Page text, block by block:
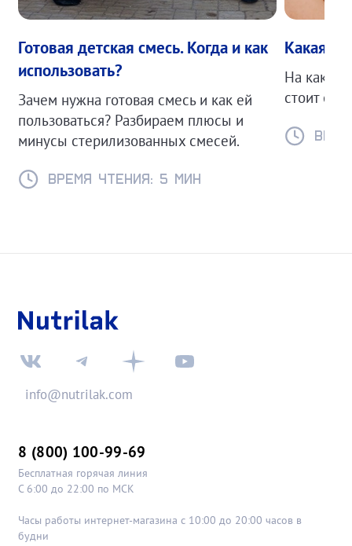
Готовая детская смесь. Когда и как
использовать?
Зачем нужна готовая смесь и как ей
пользоваться? Разбираем плюсы и
минусы стерилизованных смесей.
Время чтения: 5 мин
Какая
На какие
стоит
info@nutrilak.com
8 (800) 100-99-69
Бесплатная горячая линия
С 6:00 до 22:00 по МСК
Часы работы интернет-магазина с 10:00 до 20:00 часов в
будни